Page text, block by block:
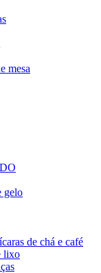
mesa
gelo
de chá e café
lixo